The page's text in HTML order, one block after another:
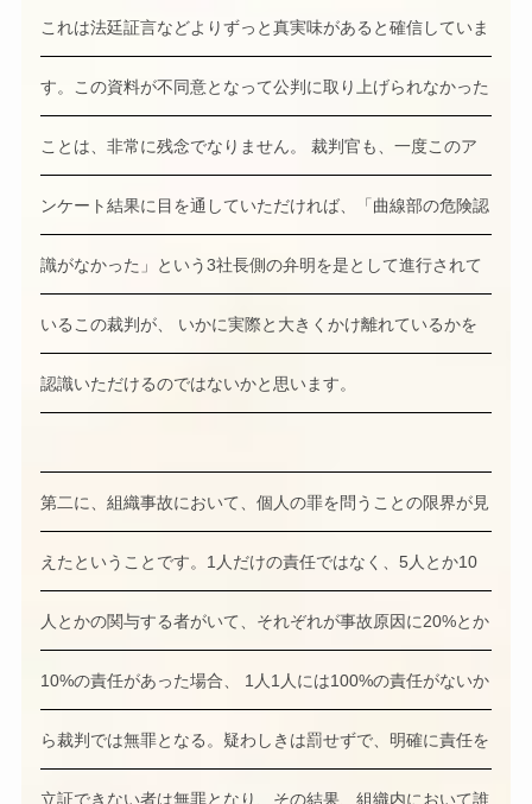
これは法廷証言などよりずっと真実味があると確信していま
す。この資料が不同意となって公判に取り上げられなかった
ことは、非常に残念でなりません。 裁判官も、一度このア
ンケート結果に目を通していただければ、「曲線部の危険認
識がなかった」という3社長側の弁明を是として進行されて
いるこの裁判が、 いかに実際と大きくかけ離れているかを
認識いただけるのではないかと思います。
第二に、組織事故において、個人の罪を問うことの限界が見
えたということです。1人だけの責任ではなく、5人とか10
人とかの関与する者がいて、それぞれが事故原因に20%とか
10%の責任があった場合、 1人1人には100%の責任がないか
ら裁判では無罪となる。疑わしきは罰せずで、明確に責任を
立証できない者は無罪となり、その結果、組織内において誰